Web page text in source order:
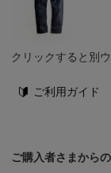
クリックすると別
ご利用ガイド
ご購入者さまから